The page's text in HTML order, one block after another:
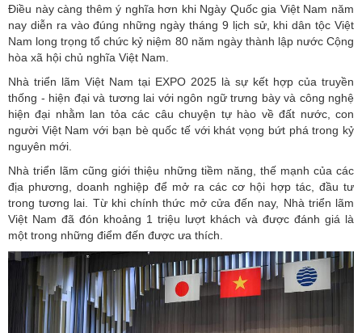
Điều này càng thêm ý nghĩa hơn khi Ngày Quốc gia Việt Nam năm
nay diễn ra vào đúng những ngày tháng 9 lịch sử, khi dân tộc Việt
Nam long trọng tổ chức kỷ niệm 80 năm ngày thành lập nước Cộng
hòa xã hội chủ nghĩa Việt Nam.
Nhà triển lãm Việt Nam tại EXPO 2025 là sự kết hợp của truyền
thống - hiện đại và tương lai với ngôn ngữ trưng bày và công nghệ
hiện đại nhằm lan tỏa các câu chuyện tự hào về đất nước, con
người Việt Nam với bạn bè quốc tế với khát vọng bứt phá trong kỷ
nguyên mới.
Nhà triển lãm cũng giới thiệu những tiềm năng, thế mạnh của các
địa phương, doanh nghiệp để mở ra các cơ hội hợp tác, đầu tư
trong tương lai. Từ khi chính thức mở cửa đến nay, Nhà triển lãm
Việt Nam đã đón khoảng 1 triệu lượt khách và được đánh giá là
một trong những điểm đến được ưa thích.